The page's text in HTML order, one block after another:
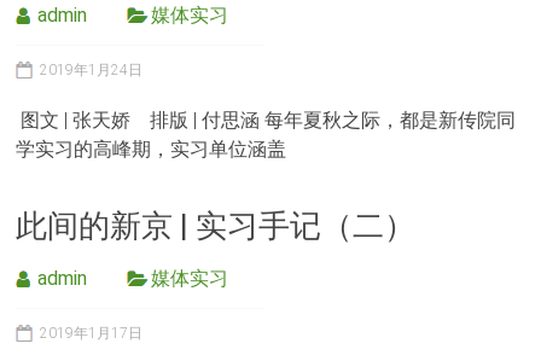
admin 媒体实习
2019年1月24日
图文 | 张天娇 排版 | 付思涵 每年夏秋之际，都是新传院同
学实习的高峰期，实习单位涵盖
此间的新京 | 实习手记（二）
admin 媒体实习
2019年1月17日